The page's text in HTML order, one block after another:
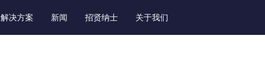
解决方案 新闻 招贤纳士 关于我们